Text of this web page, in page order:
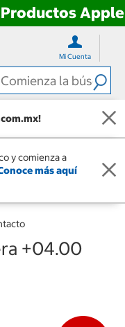
Apple
Mi Cuenta
y comienza a
más aquí
+04.00